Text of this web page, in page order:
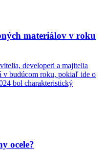
materiálov v roku
developeri a majitelia
v budúcom roku, pokiaľ ide o
bol charakteristický
ocele?